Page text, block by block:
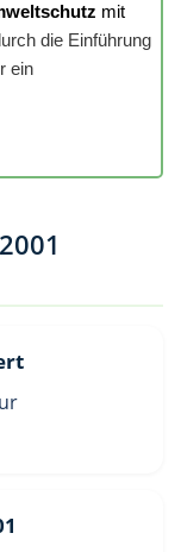
mit
die Einführung
ein